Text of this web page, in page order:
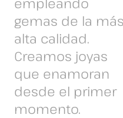
gemas de la más
alta calidad.
Creamos joyas
que enamoran
desde el primer
momento.